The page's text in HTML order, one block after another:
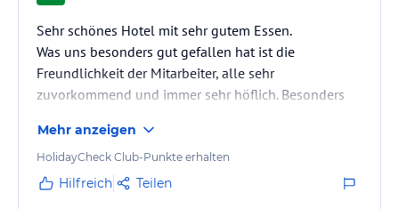
Sehr schönes Hotel mit sehr gutem Essen.
Was uns besonders gut gefallen hat ist die
Freundlichkeit der Mitarbeiter, alle sehr
zuvorkommend und immer sehr höflich. Besonders
sehr hilfsbereit. Wir waren als Familie dort und
fühlten uns sehr wohl.
Bei der Buchung darauf achten dass man im
Mehr anzeigen
HolidayCheck Club-Punkte erhalten
Hilfreich Teilen